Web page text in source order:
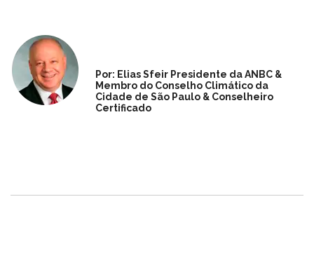
Por: Elias Sfeir Presidente da ANBC &
Membro do Conselho Climático da
Cidade de São Paulo & Conselheiro
Certificado